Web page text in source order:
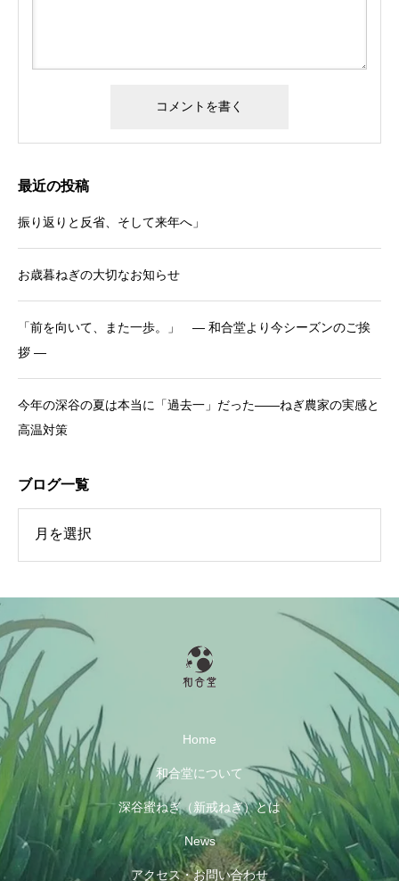
最近の投稿
振り返りと反省、そして来年へ」
お歳暮ねぎの大切なお知らせ
「前を向いて、また一歩。」 ― 和合堂より今シーズンのご挨
拶 ―
今年の深谷の夏は本当に「過去一」だった――ねぎ農家の実感と
高温対策
ブログ一覧
Home
和合堂について
深谷蜜ねぎ（新戒ねぎ）とは
News
アクセス・お問い合わせ